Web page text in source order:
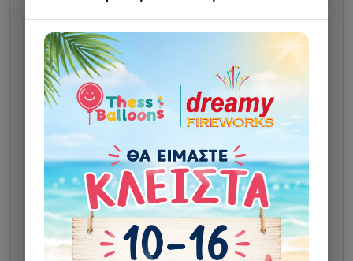
Χρόνος ετοιμασίας:
συνήθως 2 εργάσιμες ημέρες
από την έγκριση του προσχεδίου.
1 Κάνετε την παραγγελία σας.
2
Σας στέλνουμε προσχέδιο για έγκριση πριν το
δώσουμε για εκτύπωση. Η αποστολή γίνεται στο
Viber ή, αν δεν υπάρχει, στο email.
3 Μετά την έγκριση, το δίνουμε για εκτύπωση.
Μόλις το έχουμε στο κατάστημα και είναι έτοιμο για
παραλαβή ή αποστολή, θα λάβετε αυτόματο email
ολοκλήρωσης.
Αν οι οδηγίες αλλάζουν σημαντικά το τελικό